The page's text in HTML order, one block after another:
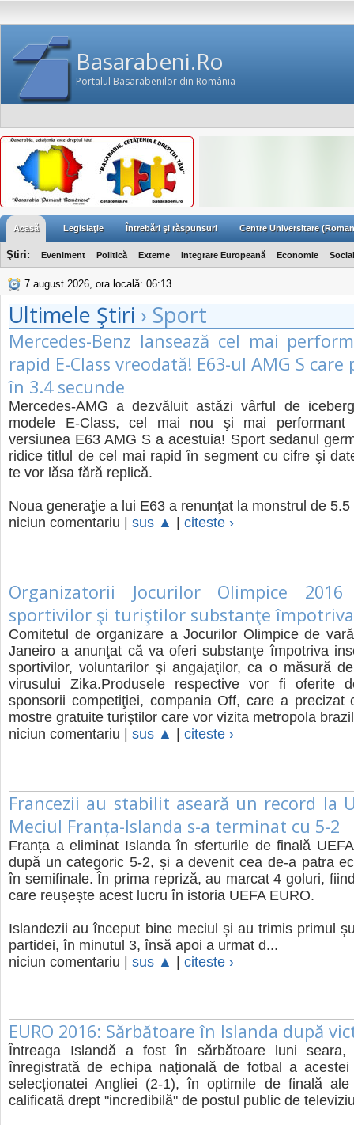
Basarabeni.Ro
Portalul Basarabenilor din România
Acasă Legislaţie Întrebări şi răspunsuri Centre Universitare
Ştiri: Eveniment Politică Externe Integrare Europeană Economie Social
7 august 2026, ora locală: 06:13
Ultimele Ştiri › Sport
Mercedes-Benz lansează cel mai
rapid E-Class vreodată! E63-ul AMG S
în 3.4 secunde
Mercedes-AMG a dezvăluit astăzi vârful de
modele E-Class, cel mai nou şi mai
versiunea E63 AMG S a acestuia! Sport sedanul
ridice titlul de cel mai rapid în segment cu cifre şi
te vor lăsa fără replică.
Noua generaţie a lui E63 a renunţat la monstrul de 5.5
niciun comentariu | sus ▲ citeste ›
Organizatorii Jocurilor Olimpice
sportivilor şi turiştilor substanţe
Comitetul de organizare a Jocurilor Olimpice de
Janeiro a anunţat că va oferi substanţe împotriva
sportivilor, voluntarilor şi angajaţilor, ca o măsură
virusului Zika.Produsele respective vor fi oferite
sponsorii competiţiei, compania Off, care a precizat
mostre gratuite turiştilor care vor vizita metropola
niciun comentariu | sus ▲ citeste ›
Francezii au stabilit aseară un record la
Meciul Franța-Islanda s-a terminat cu 5-2
Franța a eliminat Islanda în sferturile de finală
după un categoric 5-2, și a devenit cea de-a patra
în semifinale. În prima repriză, au marcat 4 goluri,
care reușește acest lucru în istoria UEFA EURO.
Islandezii au început bine meciul și au trimis primul
partidei, în minutul 3, însă apoi a urmat d...
niciun comentariu | sus ▲ citeste ›
EURO 2016: Sărbătoare în Islanda după
Întreaga Islandă a fost în sărbătoare luni seara,
înregistrată de echipa națională de fotbal a
selecționatei Angliei (2-1), în optimile de finală
calificată drept "incredibilă" de postul public de